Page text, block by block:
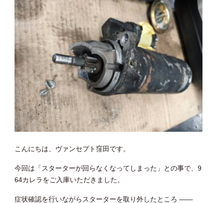
こんにちは、ヴァンセプト窪田です。
今回は「スターターが回らなくなってしまった」との事で、9
64カレラをご入庫いただきました。
症状確認を行いながらスターターを取り外したところ ――